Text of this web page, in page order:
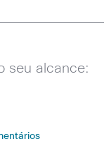
seu alcance: